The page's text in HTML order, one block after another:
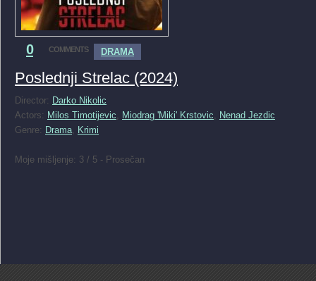
0 COMMENTS DRAMA
Poslednji Strelac (2024)
Director: Darko Nikolic
Actors: Milos Timotijevic, Miodrag 'Miki' Krstovic, Nenad Jezdic
Genre: Drama, Krimi
Moje mišljenje: 3 / 5 - Prosečan